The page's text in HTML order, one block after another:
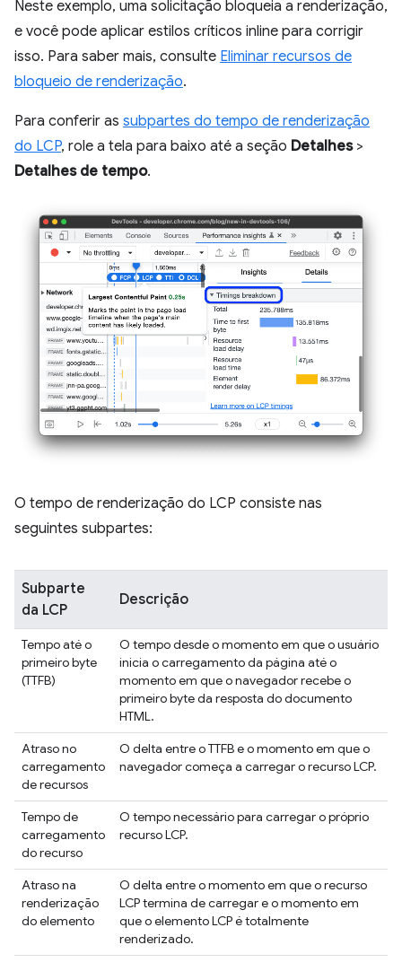
Neste exemplo, uma solicitação bloqueia a renderização,
e você pode aplicar estilos críticos inline para corrigir
isso. Para saber mais, consulte Eliminar recursos de
bloqueio de renderização.
Para conferir as subpartes do tempo de renderização
do LCP, role a tela para baixo até a seção Detalhes>
Detalhes de tempo.
O tempo de renderização do LCP consiste nas
seguintes subpartes:
Subparte
da LCP
Descrição
Tempo até o
primeiro byte
(TTFB)
O tempo desde o momento em que o usuário
inicia o carregamento da página até o
momento em que o navegador recebe o
primeiro byte da resposta do documento
HTML.
Atraso no
carregamento
de recursos
O delta entre o TTFB e o momento em que o
navegador começa a carregar o recurso LCP.
Tempo de
carregamento
do recurso
O tempo necessário para carregar o próprio
recurso LCP.
Atraso na
renderização
do elemento
O delta entre o momento em que o recurso
LCP termina de carregar e o momento em
que o elemento LCP é totalmente
renderizado.